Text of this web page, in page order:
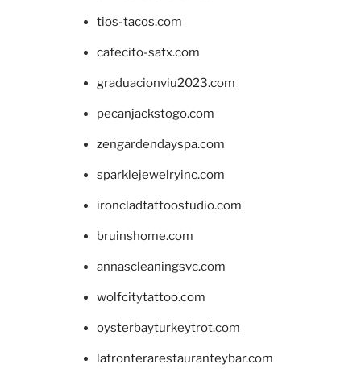
tios-tacos.com
cafecito-satx.com
graduacionviu2023.com
pecanjackstogo.com
zengardendayspa.com
sparklejewelryinc.com
ironcladtattoostudio.com
bruinshome.com
annascleaningsvc.com
wolfcitytattoo.com
oysterbayturkeytrot.com
lafronterarestauranteybar.com